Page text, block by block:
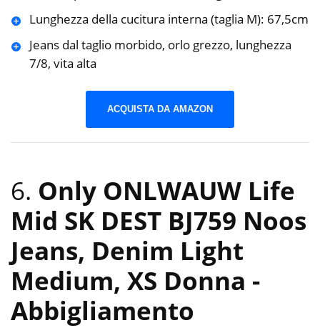
Lunghezza della cucitura interna (taglia M): 67,5cm
Jeans dal taglio morbido, orlo grezzo, lunghezza
7/8, vita alta
ACQUISTA DA AMAZON
6. Only ONLWAUW Life
Mid SK DEST BJ759 Noos
Jeans, Denim Light
Medium, XS Donna -
Abbigliamento